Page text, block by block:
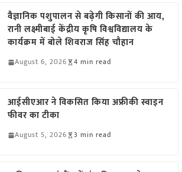
वैज्ञानिक पशुपालन से बढ़ेगी किसानों की आय,
रानी लक्ष्मीबाई केंद्रीय कृषि विश्वविद्यालय के
कार्यक्रम में बोले शिवराज सिंह चौहान
August 6, 2026 4 min read
आईसीएआर ने विकसित किया अफ्रीकी स्वाइन
फीवर का टीका
August 5, 2026 3 min read